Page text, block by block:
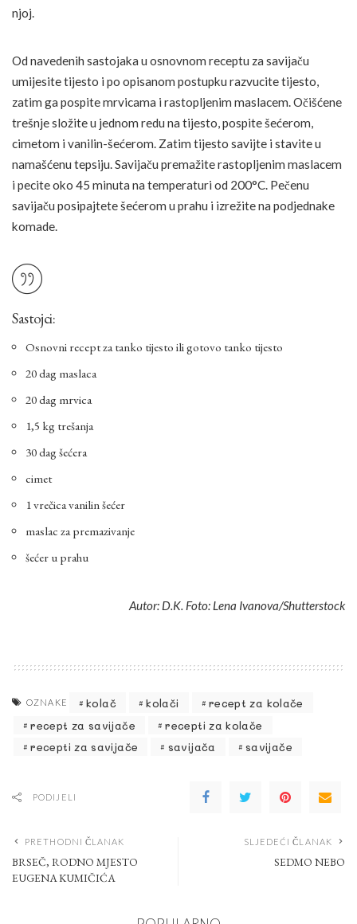
njoj.
Od navedenih sastojaka u osnovnom receptu za savijaču
umijesite tijesto i po opisanom postupku razvucite tijesto,
zatim ga pospite mrvicama i rastopljenim maslacem. Očišćene
trešnje složite u jednom redu na tijesto, pospite šećerom,
cimetom i vanilin-šećerom. Zatim tijesto savijte i stavite u
namašćenu tepsiju. Savijaču premažite rastopljenim maslacem
i pecite oko 45 minuta na temperaturi od 200°C. Pečenu
savijaču posipajtete šećerom u prahu i izrežite na podjednake
komade.
Sastojci:
Osnovni recept za tanko tijesto ili gotovo tanko tijesto
20 dag maslaca
20 dag mrvica
1,5 kg trešanja
30 dag šećera
cimet
1 vrečica vanilin šećer
maslac za premazivanje
šećer u prahu
Autor: D.K. Foto: Lena Ivanova/Shutterstock
OZNAKE kolač kolači
recept za kolače
recept za savijače
recepti za kolače
recepti za savijače
savijača savijače
PODIJELI
PRETHODNI ČLANAK
BRSEČ, RODNO MJESTO
EUGENA KUMIČIĆA
SLJEDEĆI ČLANAK
SEDMO NEBO